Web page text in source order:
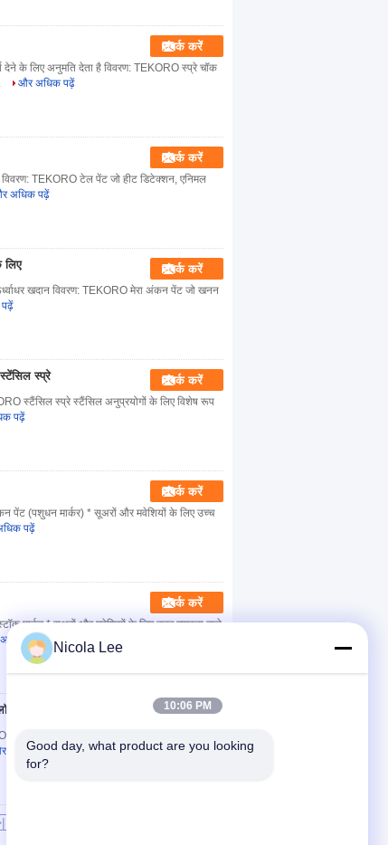
संपर्क करें
के लिए अनुमति देता है विवरण: TEKORO स्प्रे चॉक
और अधिक पढ़ें
संपर्क करें
TEKORO टेल पेंट जो हीट डिटेक्शन, एनिमल
अधिक पढ़ें
लिए संपर्क करें
खदान विवरण: TEKORO मेरा अंकन पेंट जो खनन
स्प्रे संपर्क करें
स्टैंसिल स्प्रे स्टैंसिल अनुप्रयोगों के लिए विशेष रूप
पढ़ें
संपर्क करें
पेंट (पशुधन मार्कर) * सूअरों और मवेशियों के लिए उच्च
पढ़ें
संपर्क करें
मार्कर * सूअरों और मवेशियों के लिए उच्च गुणवत्ता वाले
पढ़ें
मार्कर पेंट संपर्क करें
ट्री और लॉग मार्कर पेंट जो जंगल में पेड़ों को चिह्नित
अधिक पढ़ें
Nicola Lee
10:06 PM
Good day, what product are you looking
for?